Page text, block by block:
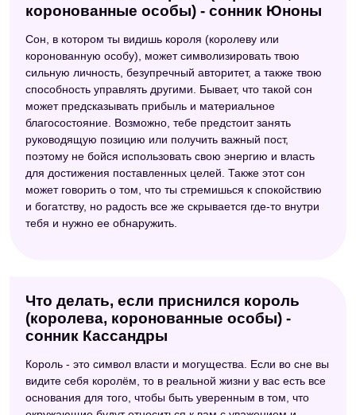
коронованные особы) - сонник Юноны
Сон, в котором ты видишь короля (королеву или
коронованную особу), может символизировать твою
сильную личность, безупречный авторитет, а также твою
способность управлять другими. Бывает, что такой сон
может предсказывать прибыль и материальное
благосостояние. Возможно, тебе предстоит занять
руководящую позицию или получить важный пост,
поэтому не бойся использовать свою энергию и власть
для достижения поставленных целей. Также этот сон
может говорить о том, что ты стремишься к спокойствию
и богатству, но радость все же скрывается где-то внутри
тебя и нужно ее обнаружить.
Что делать, если приснился король
(королева, коронованные особы) -
сонник Кассандры
Король - это символ власти и могущества. Если во сне вы
видите себя королём, то в реальной жизни у вас есть все
основания для того, чтобы быть уверенным в том, что